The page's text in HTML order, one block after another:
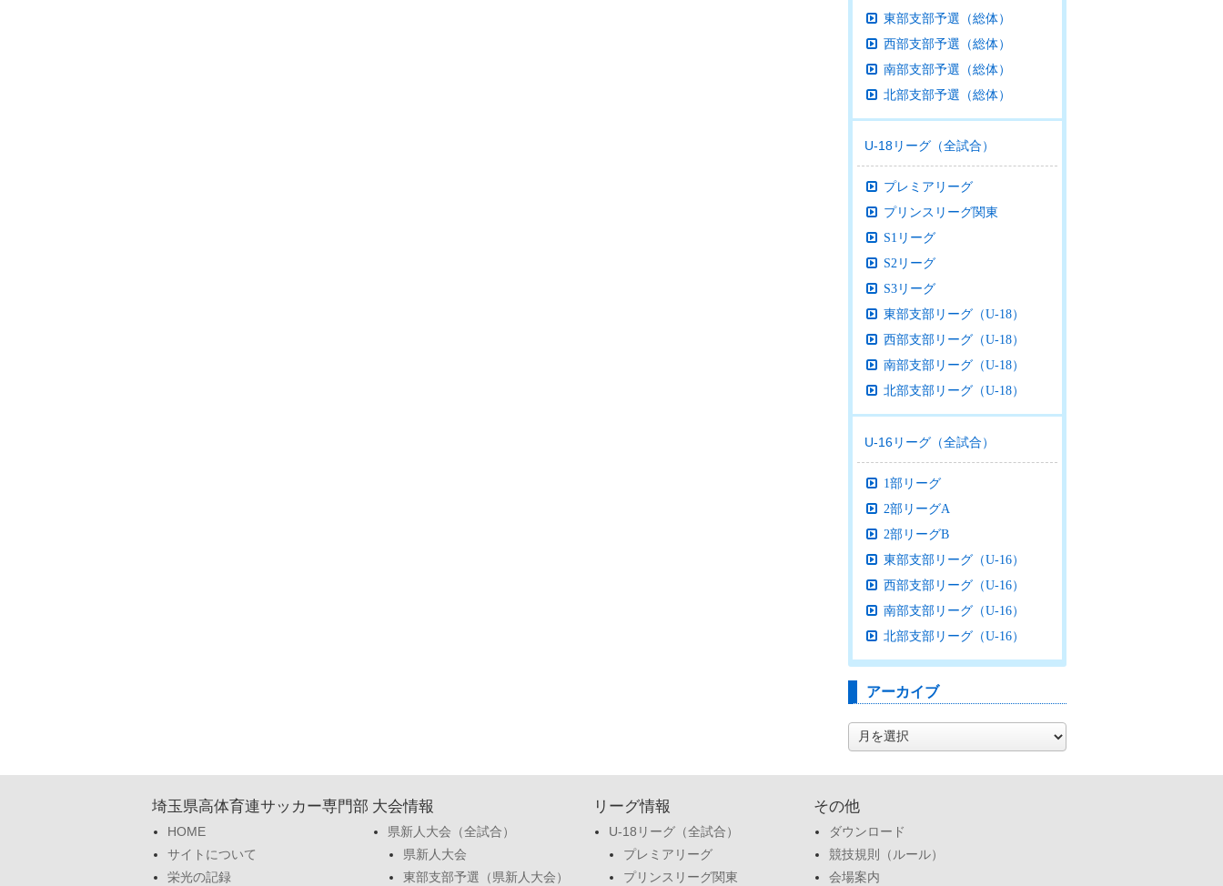
東部支部予選（総体）
西部支部予選（総体）
南部支部予選（総体）
北部支部予選（総体）
U-18リーグ（全試合）
プレミアリーグ
プリンスリーグ関東
S1リーグ
S2リーグ
S3リーグ
東部支部リーグ（U-18）
西部支部リーグ（U-18）
南部支部リーグ（U-18）
北部支部リーグ（U-18）
U-16リーグ（全試合）
1部リーグ
2部リーグA
2部リーグB
東部支部リーグ（U-16）
西部支部リーグ（U-16）
南部支部リーグ（U-16）
北部支部リーグ（U-16）
アーカイブ
ー
ブ
埼玉県高体育連サッカー専門部
HOME
サイトについて
栄光の記録
大会情報
県新人大会（全試合）
県新人大会
東部支部予選（県新人大会）
リーグ情報
U-18リーグ（全試合）
プレミアリーグ
プリンスリーグ関東
その他
ダウンロード
競技規則（ルール）
会場案内